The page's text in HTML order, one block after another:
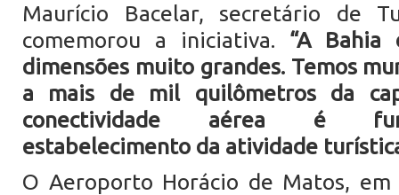
Maurício Bacelar, secretário de
comemorou a iniciativa. “A
dimensões muito grandes. Temos
a mais de mil quilômetros da
conectividade aérea é
estabelecimento da atividade
O Aeroporto Horácio de Matos, em